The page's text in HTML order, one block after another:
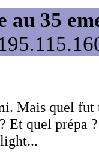
au 35
Mais quel fut
Et quel prépa